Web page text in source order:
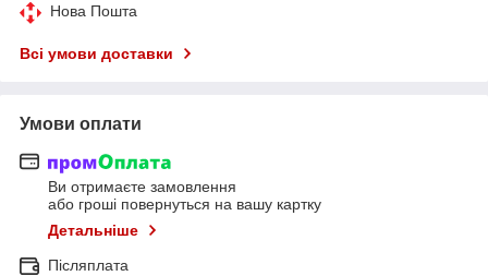
Нова Пошта
Всі умови доставки
Умови оплати
Ви отримаєте замовлення
або гроші повернуться на вашу картку
Детальніше
Післяплата